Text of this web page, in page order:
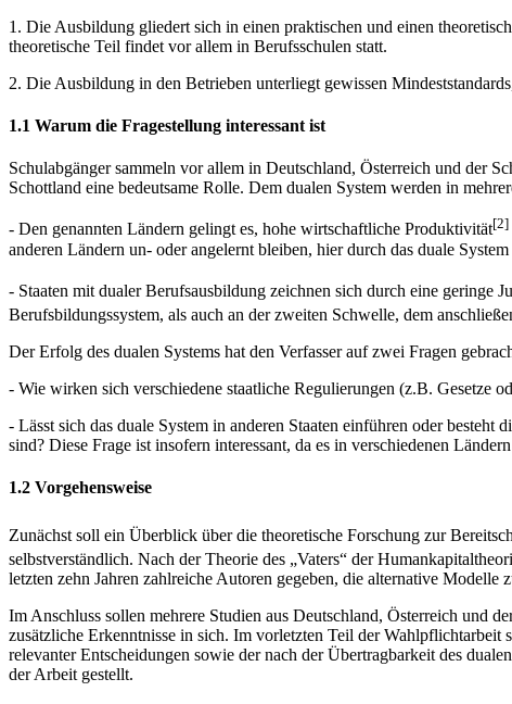
1. Die Ausbildung gliedert sich in einen praktischen und einen
theoretische Teil findet vor allem in Berufsschulen statt.
2. Die Ausbildung in den Betrieben unterliegt gewissen
1.1 Warum die Fragestellung interessant ist
Schulabgänger sammeln vor allem in Deutschland, Österreich und der
Schottland eine bedeutsame Rolle. Dem dualen System werden in
- Den genannten Ländern gelingt es, hohe wirtschaftliche Produktivität[2]
anderen Ländern un- oder angelernt bleiben, hier durch das duale
- Staaten mit dualer Berufsausbildung zeichnen sich durch eine geringe
Berufsbildungssystem, als auch an der zweiten Schwelle, dem
Der Erfolg des dualen Systems hat den Verfasser auf zwei Fragen
- Wie wirken sich verschiedene staatliche Regulierungen (z.B. Gesetze
- Lässt sich das duale System in anderen Staaten einführen oder
sind? Diese Frage ist insofern interessant, da es in verschiedenen
1.2 Vorgehensweise
Zunächst soll ein Überblick über die theoretische Forschung zur
selbstverständlich. Nach der Theorie des „Vaters“ der
letzten zehn Jahren zahlreiche Autoren gegeben, die alternative Modelle
Im Anschluss sollen mehrere Studien aus Deutschland, Österreich und
zusätzliche Erkenntnisse in sich. Im vorletzten Teil der Wahlpflichtarbeit
relevanter Entscheidungen sowie der nach der Übertragbarkeit des
der Arbeit gestellt.